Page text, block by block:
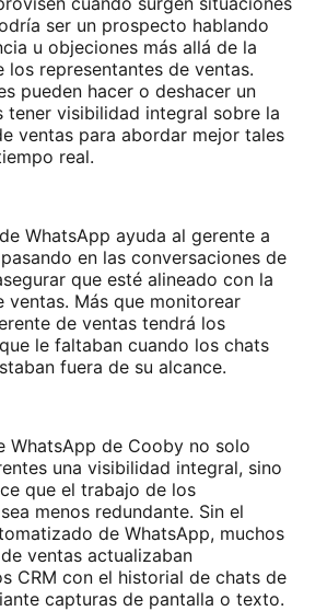
ser un prospecto hablando
u objeciones más allá de la
los representantes de ventas.
pueden hacer o deshacer un
tener visibilidad integral sobre la
ventas para abordar mejor tales
real.
WhatsApp ayuda al gerente a
en las conversaciones de
que esté alineado con la
ventas. Más que monitorear
de ventas tendrá los
le faltaban cuando los chats
fuera de su alcance.
WhatsApp de Cooby no solo
una visibilidad integral, sino
que el trabajo de los
menos redundante. Sin el
de WhatsApp, muchos
ventas actualizaban
CRM con el historial de chats de
capturas de pantalla o texto.